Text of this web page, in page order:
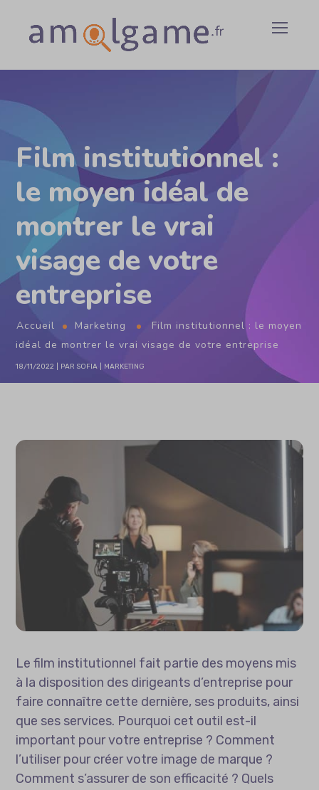
Film institutionnel :
le moyen idéal de
montrer le vrai
visage de votre
entreprise
Accueil Marketing
Film institutionnel : le moyen
idéal de montrer le vrai visage de votre entreprise
18/11/2022 PAR SOFIA MARKETING
Le film institutionnel fait partie des moyens mis
à la disposition des dirigeants d’entreprise pour
faire connaître cette dernière, ses produits, ainsi
que ses services. Pourquoi cet outil est-il
important pour votre entreprise ? Comment
l’utiliser pour créer votre image de marque ?
Comment s’assurer de son efficacité ? Quels